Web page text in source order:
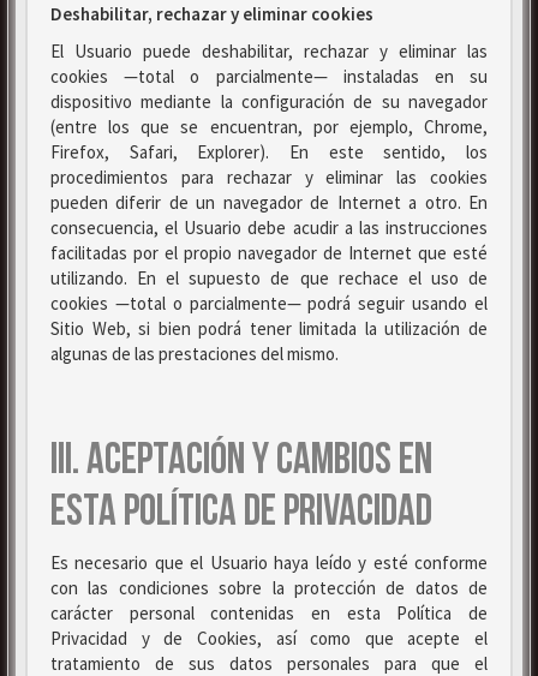
Deshabilitar, rechazar y eliminar cookies
El Usuario puede deshabilitar, rechazar y eliminar las
cookies —total o parcialmente— instaladas en su
dispositivo mediante la configuración de su navegador
(entre los que se encuentran, por ejemplo, Chrome,
Firefox, Safari, Explorer). En este sentido, los
procedimientos para rechazar y eliminar las cookies
pueden diferir de un navegador de Internet a otro. En
consecuencia, el Usuario debe acudir a las instrucciones
facilitadas por el propio navegador de Internet que esté
utilizando. En el supuesto de que rechace el uso de
cookies —total o parcialmente— podrá seguir usando el
Sitio Web, si bien podrá tener limitada la utilización de
algunas de las prestaciones del mismo.
III. ACEPTACIÓN Y CAMBIOS EN
ESTA POLÍTICA DE PRIVACIDAD
Es necesario que el Usuario haya leído y esté conforme
con las condiciones sobre la protección de datos de
carácter personal contenidas en esta Política de
Privacidad y de Cookies, así como que acepte el
tratamiento de sus datos personales para que el